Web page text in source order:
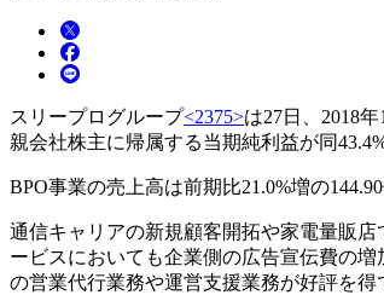
スリープログループ<2375>は27日、2018
親会社株主に帰属する当期純利益が同
BPO事業の売上高は前期比21.0%増の
通信キャリアの新規顧客開拓や家電量販
ービスにおいても企業側の広告宣伝費の
の営業代行業務や運営支援業務が好評を